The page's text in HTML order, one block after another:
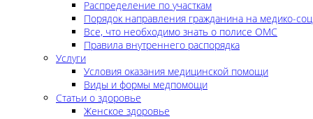
Распределение по участкам
Порядок направления гражданина на медико-
Все, что необходимо знать о полисе ОМС
Правила внутреннего распорядка
Услуги
Условия оказания медицинской помощи
Виды и формы медпомощи
Статьи о здоровье
Женское здоровье